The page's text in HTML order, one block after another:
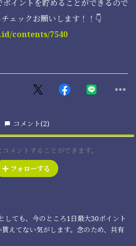
イントを貯めることができるので
ェックお願いします！！👇
contents/7540
コメント(2)
メントすることができます。
フォローする
しても、今のところ1日最大30ポイント
えてない気がします。念のため、共有